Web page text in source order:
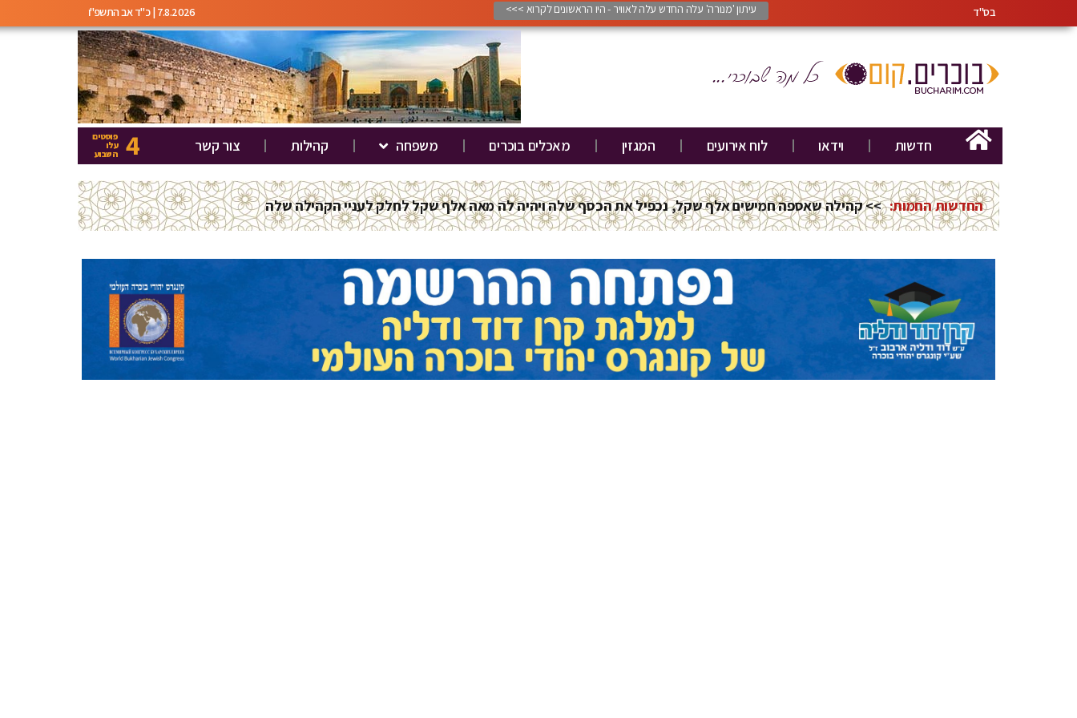
בס"ד עיתון 'מנורה' עלה החדש עלה לאוויר - היו הראשונים לקרוא >>> 7.8.2026 | כ"ד אב התשפ"ו
חדשות וידאו לוח אירועים המגזין מאכלים בוכרים משפחה קהילות צור קשר 4 פוסטים
עלו
השבוע
החדשות החמות: >> חוג להיסטוריה בקונגרס יהודי בוכרה